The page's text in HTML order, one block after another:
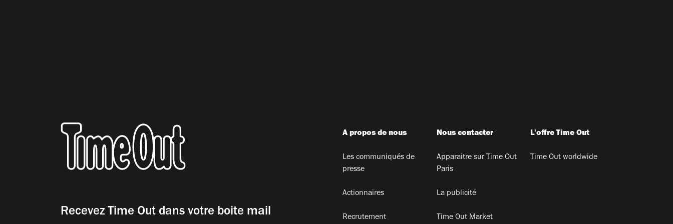
Recevez Time Out dans votre boite mail
A propos de nous
Les communiqués de
presse
Actionnaires
Recrutement
Nous contacter
Apparaitre sur Time Out
Paris
La publicité
Time Out Market
L'offre Time Out
Time Out worldwide